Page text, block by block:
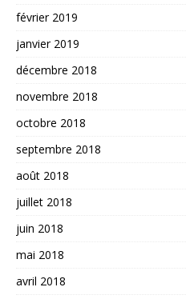
février 2019
janvier 2019
décembre 2018
novembre 2018
octobre 2018
septembre 2018
août 2018
juillet 2018
juin 2018
mai 2018
avril 2018